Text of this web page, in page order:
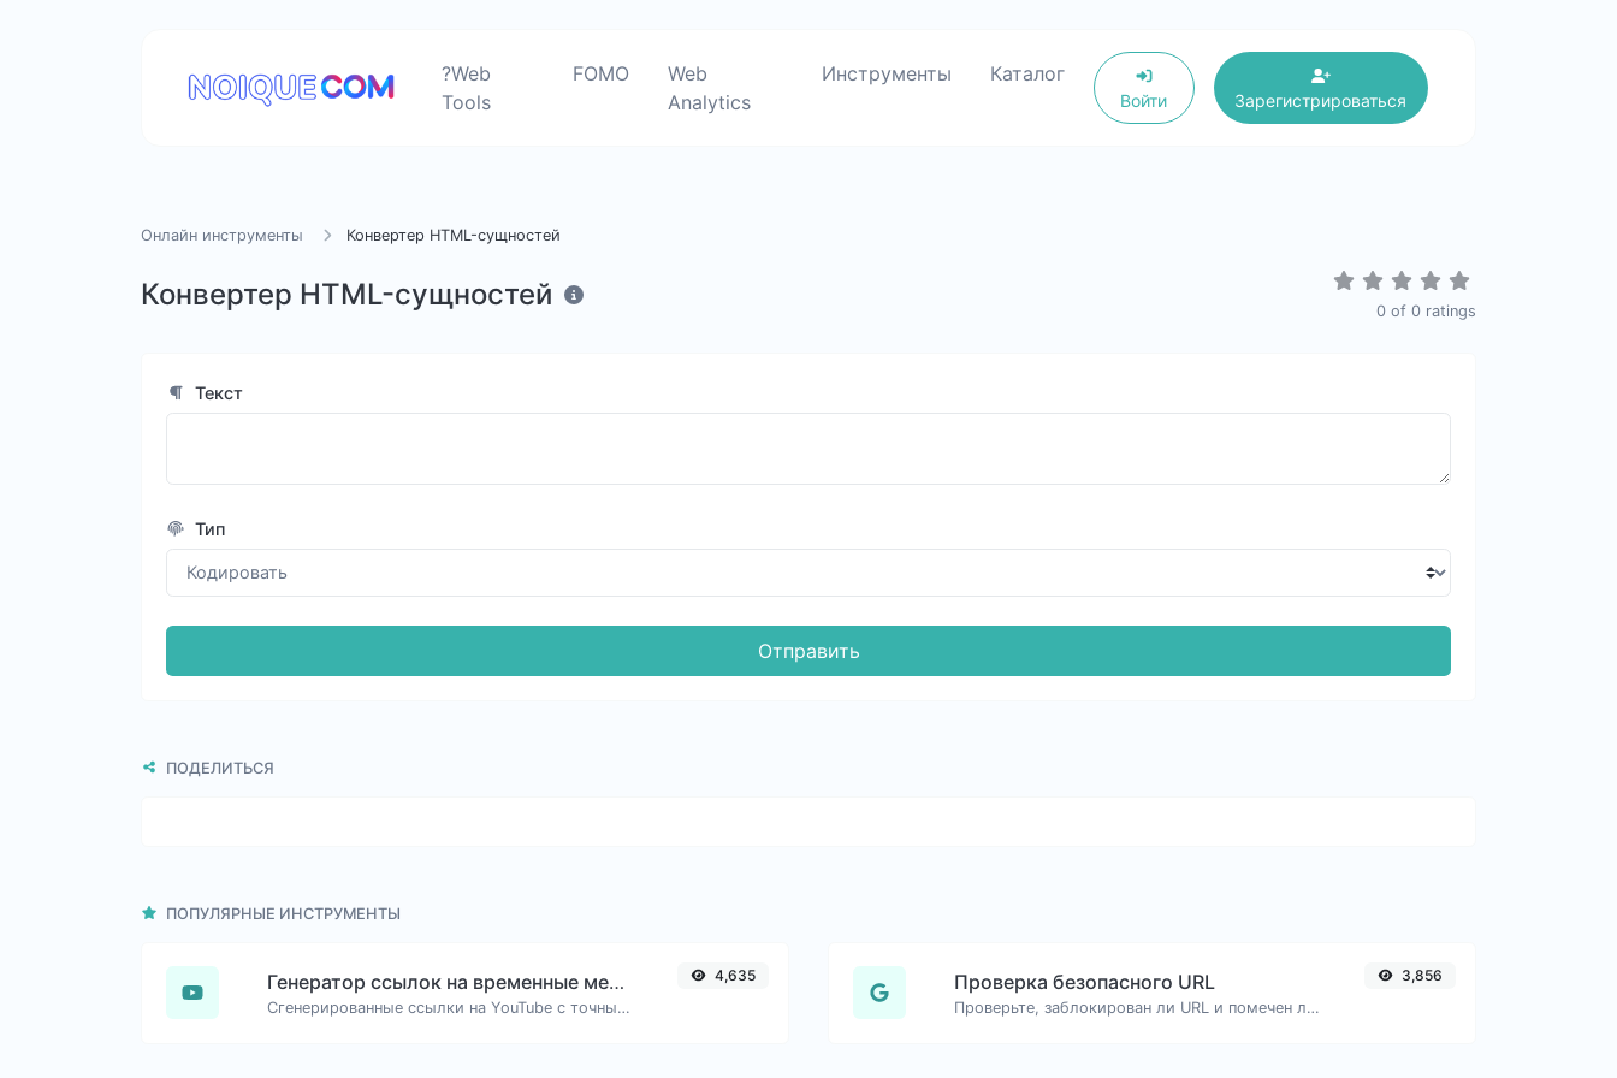
?Web
Tools
FOMO
Web
Analytics
Инструменты Каталог
Войти Зарегистрироваться
Онлайн инструменты Конвертер HTML-сущностей
Конвертер HTML-сущностей 0 of 0 ratings
Текст
Тип
Отправить
ПОДЕЛИТЬСЯ
ПОПУЛЯРНЫЕ ИНСТРУМЕНТЫ
Генератор ссылок на временные метки YouTube
Сгенерированные ссылки на YouTube с точным временем начала, полезные для мобильных пользователей.
4,635 Проверка безопасного URL
Проверьте, заблокирован ли URL и помечен ли он как безопасный/опасный Google.
3,856